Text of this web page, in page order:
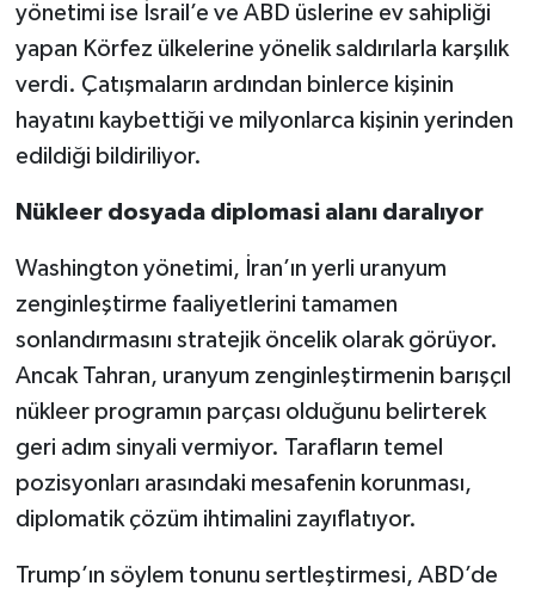
yönetimi ise İsrail’e ve ABD üslerine ev sahipliği
yapan Körfez ülkelerine yönelik saldırılarla karşılık
verdi. Çatışmaların ardından binlerce kişinin
hayatını kaybettiği ve milyonlarca kişinin yerinden
edildiği bildiriliyor.
Nükleer dosyada diplomasi alanı daralıyor
Washington yönetimi, İran’ın yerli uranyum
zenginleştirme faaliyetlerini tamamen
sonlandırmasını stratejik öncelik olarak görüyor.
Ancak Tahran, uranyum zenginleştirmenin barışçıl
nükleer programın parçası olduğunu belirterek
geri adım sinyali vermiyor. Tarafların temel
pozisyonları arasındaki mesafenin korunması,
diplomatik çözüm ihtimalini zayıflatıyor.
Trump’ın söylem tonunu sertleştirmesi, ABD’de